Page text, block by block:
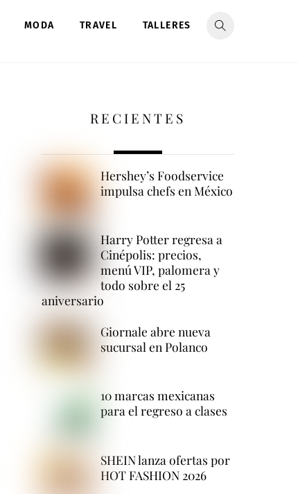
MODA TRAVEL TALLERES
RECIENTES
Hershey’s Foodservice
impulsa chefs en México
Harry Potter regresa a
Cinépolis: precios,
menú VIP, palomera y
todo sobre el 25
aniversario
Giornale abre nueva
sucursal en Polanco
10 marcas mexicanas
para el regreso a clases
SHEIN lanza ofertas por
HOT FASHION 2026